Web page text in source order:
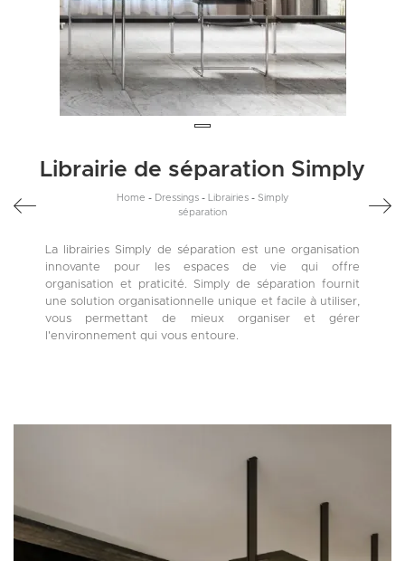
Librairie de séparation Simply
Home - Dressings- Librairies - Simply
séparation
La librairies Simply de séparation est une organisation
innovante pour les espaces de vie qui offre
organisation et praticité. Simply de séparation fournit
une solution organisationnelle unique et facile à utiliser,
vous permettant de mieux organiser et gérer
l'environnement qui vous entoure.